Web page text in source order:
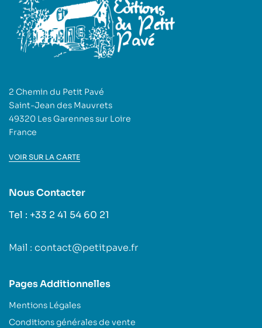
2 Chemin du Petit Pavé
Saint-Jean des Mauvrets
49320 Les Garennes sur Loire
France
VOIR SUR LA CARTE
Nous Contacter
Tel : +33 2 41 54 60 21
Mail : contact@petitpave.fr
Pages Additionnelles
Mentions Légales
Conditions générales de vente